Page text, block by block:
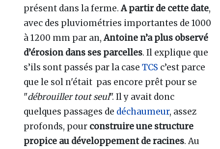
présent dans la ferme.A partir de cette date,
avec des pluviométries importantes de 1000
à 1200 mm par an,Antoine n’a plus observé
d’érosion dans ses parcelles. Il explique que
s’ils sont passés par la caseTCS c’est parce
que le sol n'était pas encore prêt pour se
"débrouiller tout seul". Il y avait donc
quelques passages de déchaumeur, assez
profonds, pour construire une structure
propice au développement de racines. Au